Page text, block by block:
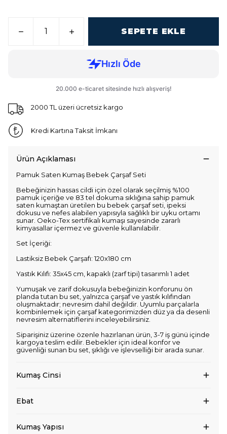
SEPETE EKLE
2000 TL üzeri ücretsiz kargo
Kredi Kartına Taksit İmkanı
Ürün Açıklaması
Pamuk Saten Kumaş Bebek Çarşaf Seti
Bebeğinizin hassas cildi için özel olarak seçilmiş %100
pamuk içeriğe ve 83 tel dokuma sıklığına sahip pamuk
saten kumaştan üretilen bu bebek çarşaf seti, ipeksi
dokusu ve nefes alabilen yapısıyla sağlıklı bir uyku ortamı
sunar. Oeko-Tex sertifikalı kumaşı sayesinde zararlı
kimyasallar içermez ve güvenle kullanılabilir.
Set İçeriği:
Lastiksiz Bebek Çarşafı: 120x180 cm
Yastık Kılıfı: 35x45 cm, kapaklı (zarf tipi) tasarımlı 1 adet
Yumuşak ve zarif dokusuyla bebeğinizin konforunu ön
planda tutan bu set, yalnızca çarşaf ve yastık kılıfından
oluşmaktadır; nevresim dahil değildir. Uyumlu parçalarla
kombinlemek için çarşaf kategorimizden düz ya da desenli
nevresim alternatiflerini inceleyebilirsiniz.
Siparişiniz üzerine özenle hazırlanan ürün, 3-7 iş günü içinde
kargoya teslim edilir. Bebekler için ideal konfor ve
güvenliği sunan bu set, şıklığı ve işlevselliği bir arada sunar.
Kumaş Cinsi
Ebat
Kumaş Yapısı